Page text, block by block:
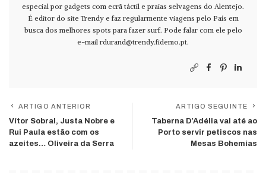
especial por gadgets com ecrã táctil e praias selvagens do Alentejo.
É editor do site Trendy e faz regularmente viagens pelo País em
busca dos melhores spots para fazer surf. Pode falar com ele pelo
e-mail rdurand@trendy.fidemo.pt.
ARTIGO ANTERIOR
Vítor Sobral, Justa Nobre e
Rui Paula estão com os
azeites… Oliveira da Serra
ARTIGO SEGUINTE
Taberna D’Adélia vai até ao
Porto servir petiscos nas
Mesas Bohemias